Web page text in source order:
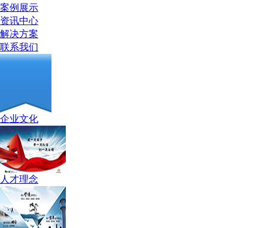
案例展示
资讯中心
解决方案
联系我们
企业文化
人才理念